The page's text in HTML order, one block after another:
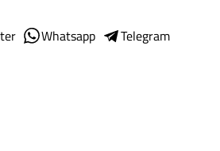
Whatsapp
Telegram